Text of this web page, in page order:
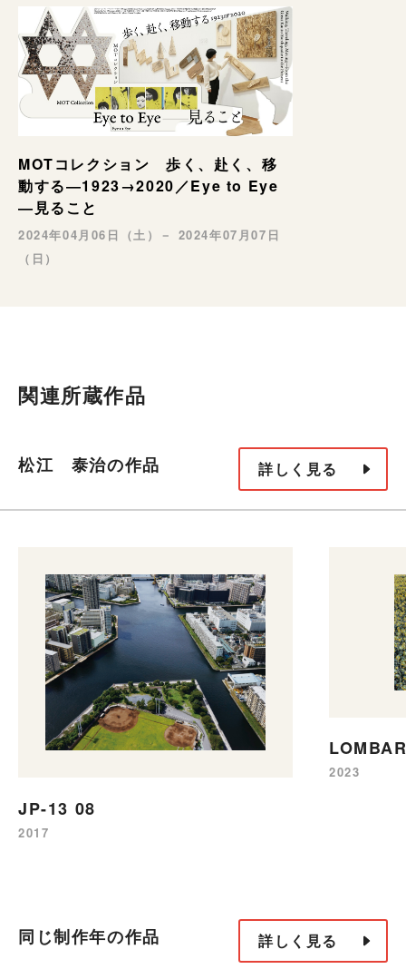
MOTコレクション 歩く、赴く、移
動する―1923→2020／Eye to Eye
—見ること
2024年04月06日（土）－ 2024年07月07日
（日）
関連所蔵作品
松江 泰治の作品 詳しく見る
JP-13 08
2017
2023
同じ制作年の作品 詳しく見る